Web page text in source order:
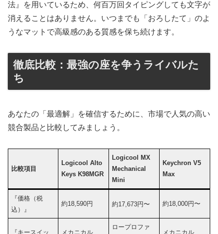
法』を用いているため、何百万回タイピングしても文字が
消えることはありません。いつまでも「おろしたて」のよ
うなマットで高級感のある質感を保ち続けます。
徹底比較：最強の座を争うライバルた
ち
あなたの「最適解」を確信するために、市場で人気の高い
競合製品と比較してみましょう。
比較項目
Logicool Alto
Keys K98MGR
Logicool MX
Mechanical
Mini
Keychron V5
Max
『価格（税
込）』
約18,590円 約17,673円〜 約18,000円〜
『キースイッ
メカニカル
ロープロファ
メカニカル